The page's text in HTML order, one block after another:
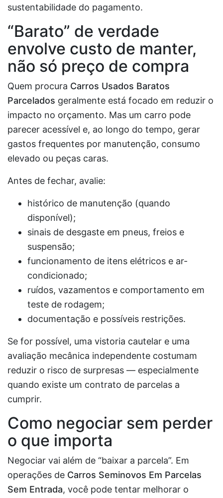
sustentabilidade do pagamento.
“Barato” de verdade
envolve custo de manter,
não só preço de compra
Quem procura Carros Usados Baratos
Parcelados geralmente está focado em reduzir o
impacto no orçamento. Mas um carro pode
parecer acessível e, ao longo do tempo, gerar
gastos frequentes por manutenção, consumo
elevado ou peças caras.
Antes de fechar, avalie:
histórico de manutenção (quando
disponível);
sinais de desgaste em pneus, freios e
suspensão;
funcionamento de itens elétricos e ar-
condicionado;
ruídos, vazamentos e comportamento em
teste de rodagem;
documentação e possíveis restrições.
Se for possível, uma vistoria cautelar e uma
avaliação mecânica independente costumam
reduzir o risco de surpresas — especialmente
quando existe um contrato de parcelas a
cumprir.
Como negociar sem perder
o que importa
Negociar vai além de “baixar a parcela”. Em
operações de Carros Seminovos Em Parcelas
Sem Entrada, você pode tentar melhorar o